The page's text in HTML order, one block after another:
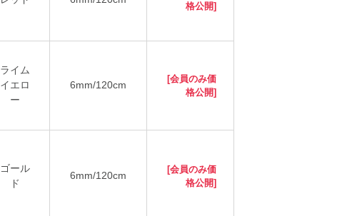
格公開]
ライム
イエロ
ー
6mm/120cm
[会員のみ価
格公開]
ゴール
ド
6mm/120cm
[会員のみ価
格公開]